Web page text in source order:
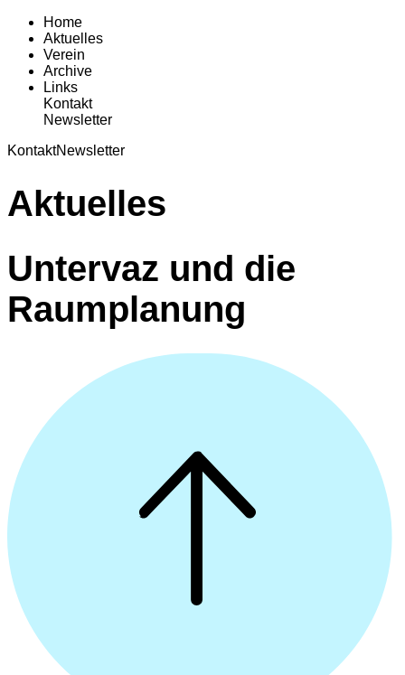
Home
Aktuelles
Verein
Archive
Links
Kontakt
Newsletter
KontaktNewsletter
Aktuelles
Untervaz und die
Raumplanung